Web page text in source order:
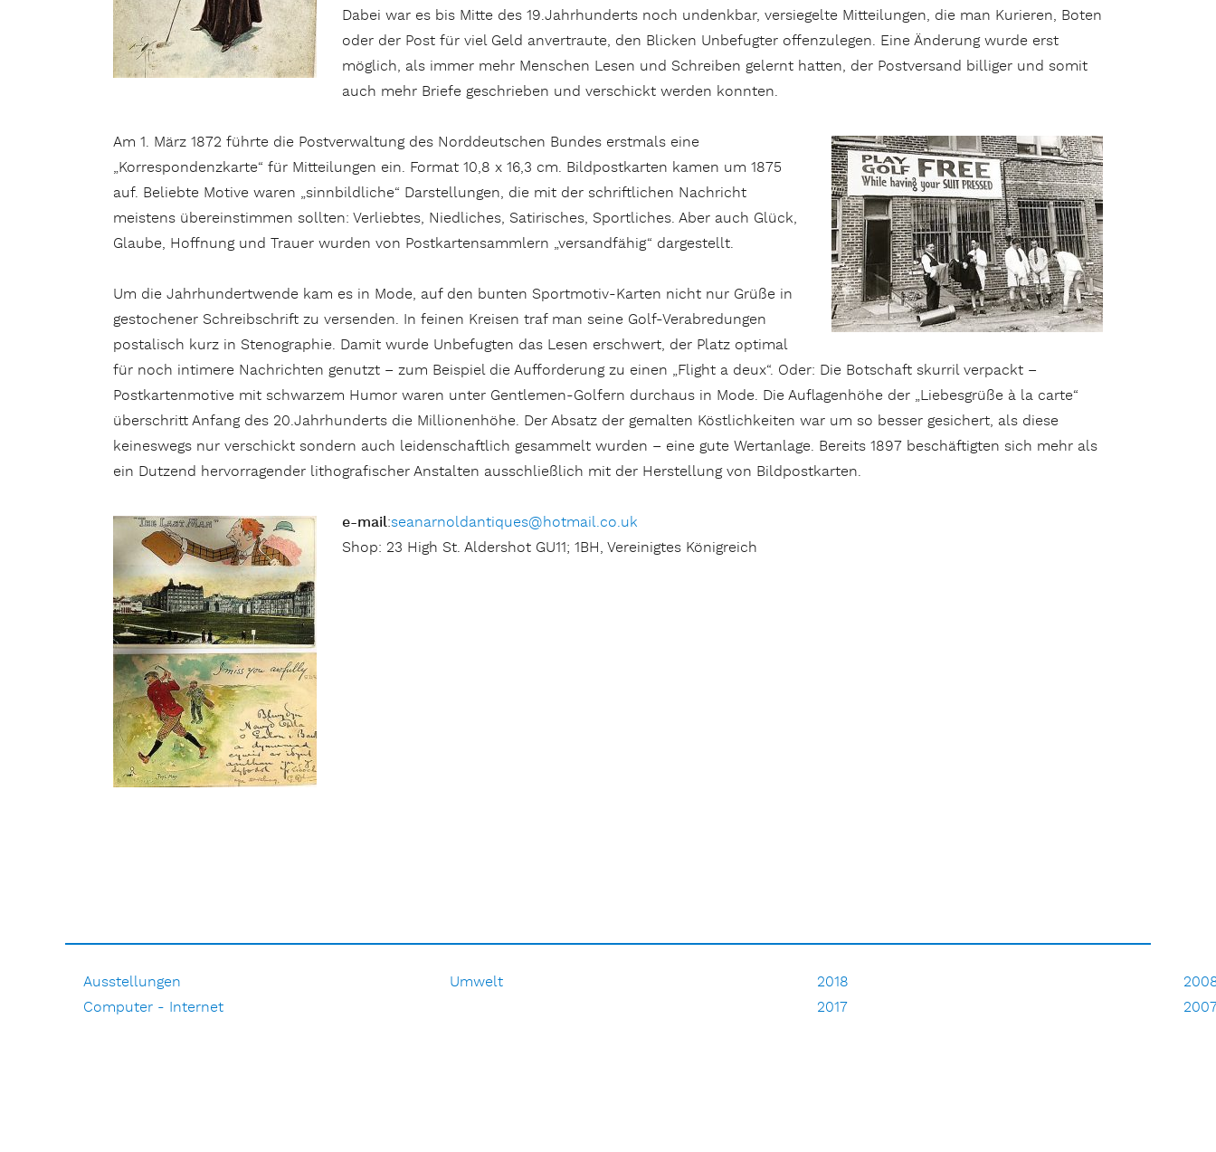
Dabei war es bis Mitte des 19.Jahrhunderts noch undenkbar, versiegelte Mitteilungen, die man Kurieren, Boten
oder der Post für viel Geld anvertraute, den Blicken Unbefugter offenzulegen. Eine Änderung wurde erst
möglich, als immer mehr Menschen Lesen und Schreiben gelernt hatten, der Postversand billiger und somit
auch mehr Briefe geschrieben und verschickt werden konnten.
Am 1. März 1872 führte die Postverwaltung des Norddeutschen Bundes erstmals eine
„Korrespondenzkarte“ für Mitteilungen ein. Format 10,8 x 16,3 cm. Bildpostkarten kamen um 1875
auf. Beliebte Motive waren „sinnbildliche“ Darstellungen, die mit der schriftlichen Nachricht
meistens übereinstimmen sollten: Verliebtes, Niedliches, Satirisches, Sportliches. Aber auch Glück,
Glaube, Hoffnung und Trauer wurden von Postkartensammlern „versandfähig“ dargestellt.
Um die Jahrhundertwende kam es in Mode, auf den bunten Sportmotiv-Karten nicht nur Grüße in
gestochener Schreibschrift zu versenden. In feinen Kreisen traf man seine Golf-Verabredungen
postalisch kurz in Stenographie. Damit wurde Unbefugten das Lesen erschwert, der Platz optimal
für noch intimere Nachrichten genutzt – zum Beispiel die Aufforderung zu einen „Flight a deux“. Oder: Die Botschaft skurril verpackt –
Postkartenmotive mit schwarzem Humor waren unter Gentlemen-Golfern durchaus in Mode. Die Auflagenhöhe der „Liebesgrüße à la carte“
überschritt Anfang des 20.Jahrhunderts die Millionenhöhe. Der Absatz der gemalten Köstlichkeiten war um so besser gesichert, als diese
keineswegs nur verschickt sondern auch leidenschaftlich gesammelt wurden – eine gute Wertanlage. Bereits 1897 beschäftigten sich mehr als
ein Dutzend hervorragender lithografischer Anstalten ausschließlich mit der Herstellung von Bildpostkarten.
e-mail:seanarnoldantiques@hotmail.co.uk
Shop: 23 High St. Aldershot GU11; 1BH, Vereinigtes Königreich
Ausstellungen
Computer - Internet
Umwelt
2018
2017